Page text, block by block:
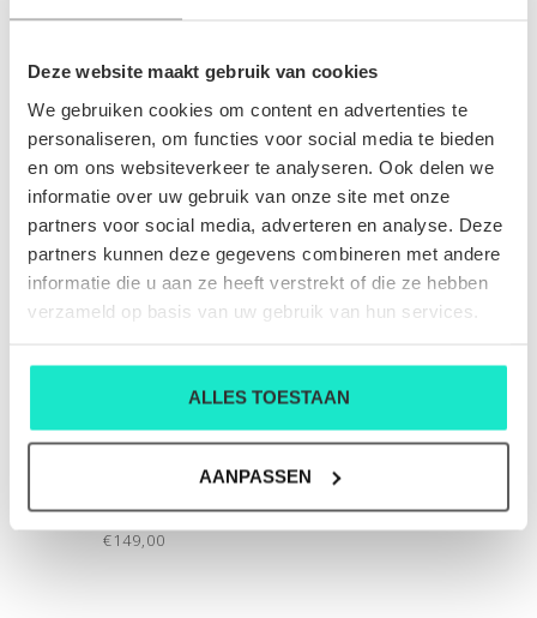
Deze website maakt gebruik van cookies
We gebruiken cookies om content en advertenties te
personaliseren, om functies voor social media te bieden
en om ons websiteverkeer te analyseren. Ook delen we
informatie over uw gebruik van onze site met onze
partners voor social media, adverteren en analyse. Deze
partners kunnen deze gegevens combineren met andere
informatie die u aan ze heeft verstrekt of die ze hebben
verzameld op basis van uw gebruik van hun services.
ALLES TOESTAAN
AANPASSEN
BRANDT
BRANDT
HEREN-T-SHIRT STEFAN
BRANDT
€149,00